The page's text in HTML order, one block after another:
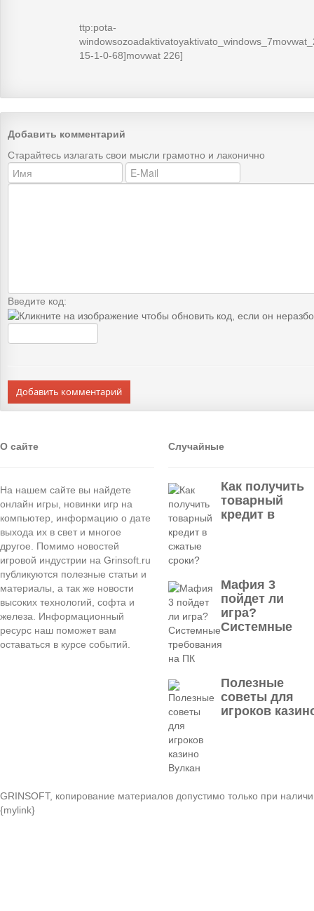
ttp:pota-
15-1-0-68]movwat 226]
Добавить комментарий
Старайтесь излагать свои мысли грамотно и лаконично
Введите код:
Добавить комментарий
О сайте
На нашем сайте вы найдете
онлайн игры, новинки игр на
компьютер, информацию о дате
выхода их в свет и многое
другое. Помимо новостей
игровой индустрии на Grinsoft.ru
публикуются полезные статьи и
материалы, а так же новости
высоких технологий, софта и
железа. Информационный
ресурс наш поможет вам
оставаться в курсе событий.
Случайные
Как получить
товарный
кредит в
Мафия 3
пойдет ли
игра?
Системные
Полезные
советы для
игроков
GRINSOFT, копирование материалов допустимо только при
{mylink}